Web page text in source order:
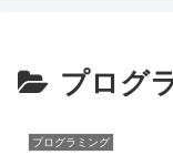
プログ
プログラミング